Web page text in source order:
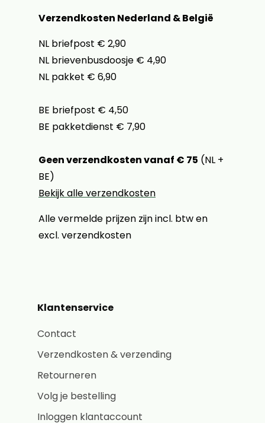
Verzendkosten Nederland & België
NL briefpost € 2,90
NL brievenbusdoosje € 4,90
NL pakket € 6,90
BE briefpost € 4,50
BE pakketdienst € 7,90
Geen verzendkosten vanaf € 75 (NL +
BE)
Bekijk alle verzendkosten
Alle vermelde prijzen zijn incl. btw en
excl. verzendkosten
Klantenservice
Contact
Verzendkosten & verzending
Retourneren
Volg je bestelling
Inloggen klantaccount